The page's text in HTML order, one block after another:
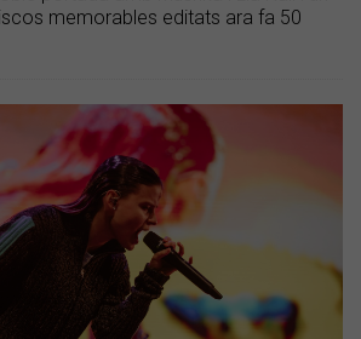
memorables editats ara fa 50